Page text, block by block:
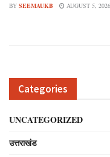
BY SEEMAUKB AUGUST 5, 2026
Categories
UNCATEGORIZED
उत्तराखंड